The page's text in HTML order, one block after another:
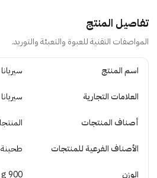
تفاصيل المنتج
المواصفات التقنية للعبوة والتعبئة والتوريد.
اسم المنتج سيريانا
العلامات التجارية سيريانا
أصناف المنتجات
الأصناف الفرعية للمنتجات
الوزن 900 g